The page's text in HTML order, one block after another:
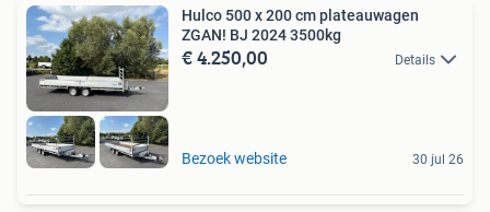
Hulco 500 x 200 cm plateauwagen
ZGAN! BJ 2024 3500kg
€ 4.250,00 Details
Bezoek website 30 jul 26